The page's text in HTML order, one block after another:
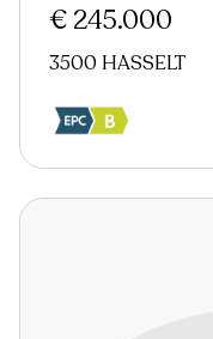
€ 245.000
3500 HASSELT